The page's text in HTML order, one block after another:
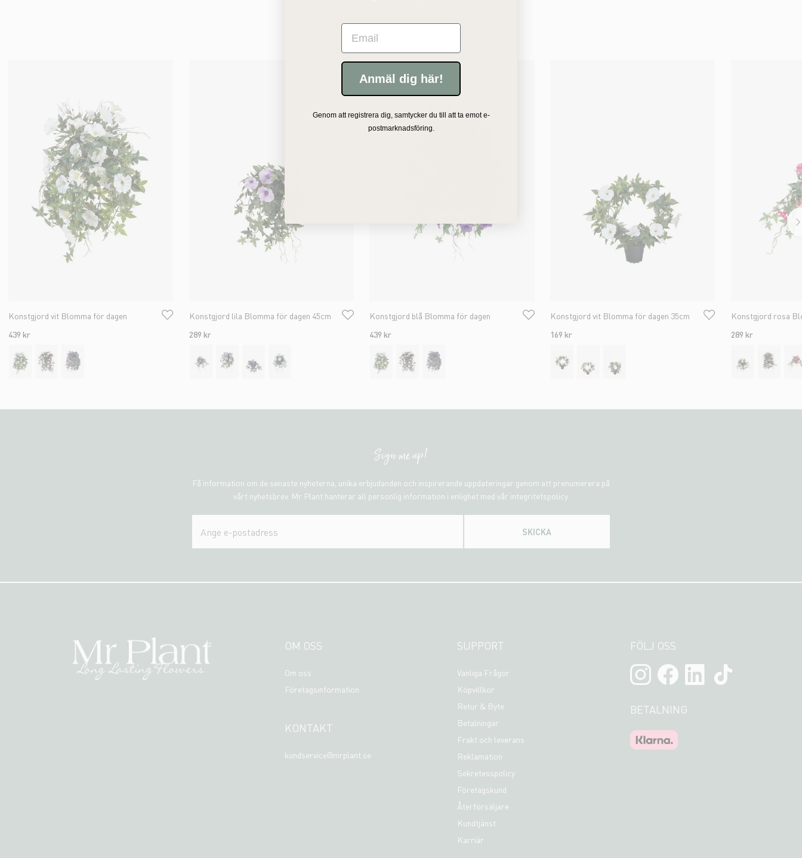
Du kanske också gillar
Konstgjord vit Blomma för dagen
439 kr
Konstgjord lila Blomma för dagen 45cm
289 kr
Konstgjord blå Blomma för dagen
439 kr
Konstgjord vit Blomma för dagen 35cm
169 kr
Konstgjord rosa
289 kr
Sign me up!
Få information om de senaste nyheterna, unika erbjudanden och inspirerande uppdateringar genom att prenumerera på
vårt nyhetsbrev. Mr Plant hanterar all personlig information i enlighet med vår integritetspolicy.
SKICKA
OM OSS
Om oss
Företagsinformation
KONTAKT
kundservice@mrplant.se
SUPPORT
Vanliga Frågor
Köpvillkor
Retur & Byte
Betalningar
Frakt och leverans
Reklamation
Sekretesspolicy
Företagskund
Återförsäljare
Kundtjänst
Karriär
FÖLJ OSS
BETALNING
Email
Anmäl dig här!
Genom att registrera dig, samtycker du till att ta emot e-
postmarknadsföring.